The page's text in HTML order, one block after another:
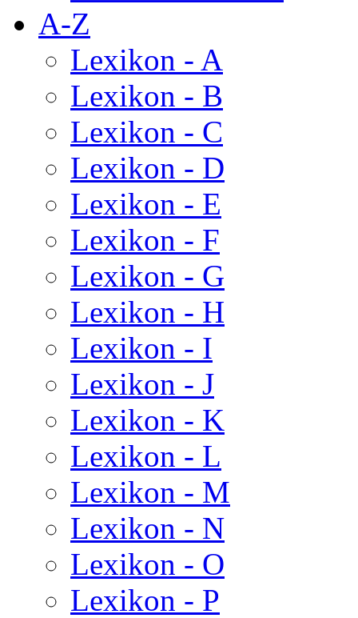
A-Z
Lexikon - A
Lexikon - B
Lexikon - C
Lexikon - D
Lexikon - E
Lexikon - F
Lexikon - G
Lexikon - H
Lexikon - I
Lexikon - J
Lexikon - K
Lexikon - L
Lexikon - M
Lexikon - N
Lexikon - O
Lexikon - P